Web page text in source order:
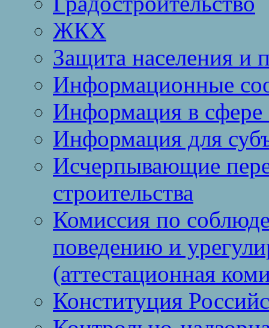
ЖКХ
Защита населения
Информационные
Информация в сфере
Информация для
Исчерпывающие
строительства
Комиссия по
поведению и
(аттестационная
Конституция